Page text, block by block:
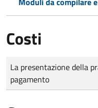
Costi
Tipo di pagamento
Importo
La presentazione della
pagamento